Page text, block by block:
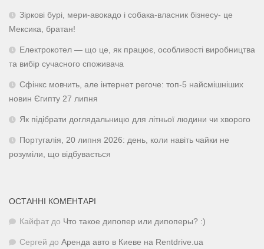
Зіркові бурі, мери-авокадо і собака-власник бізнесу- це
Мексика, братан!
Електрокотел — що це, як працює, особливості виробництва
та вибір сучасного споживача
Сфінкс мовчить, але інтернет регоче: топ-5 найсмішніших
новин Єгипту 27 липня
Як підібрати доглядальницю для літньої людини чи хворого
Португалія, 20 липня 2026: день, коли навіть чайки не
розуміли, що відбувається
ОСТАННІ КОМЕНТАРІ
Кайфат до Что такое дипопер или дипоперы? :)
Сергей до Аренда авто в Киеве на Rentdrive.ua